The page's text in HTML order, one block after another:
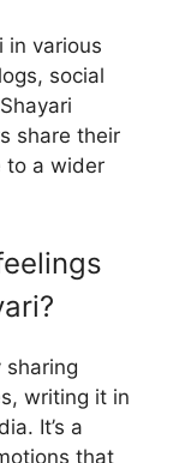
in various
social
share their
to a wider
sharing
writing it in
It’s a
that